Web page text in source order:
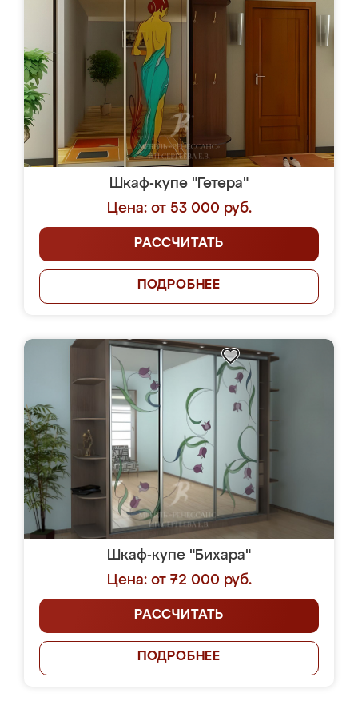
Шкаф-купе "Гетера"
Цена: от 53 000 руб.
РАССЧИТАТЬ
ПОДРОБНЕЕ
Шкаф-купе "Бихара"
Цена: от 72 000 руб.
РАССЧИТАТЬ
ПОДРОБНЕЕ